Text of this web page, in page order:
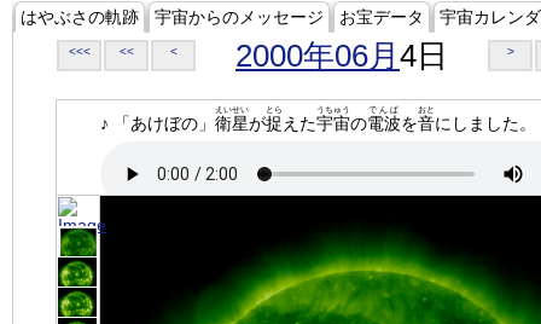
はやぶさの軌跡 宇宙からのメッセージ お宝データ 宇宙カレン
<<< << < 2000年06月 4日 >
♪ 「あけぼの」 衛星
えいせい
が捉
とら
えた宇宙
うちゅう
の電波
でんぱ
を音
おと
にしました。